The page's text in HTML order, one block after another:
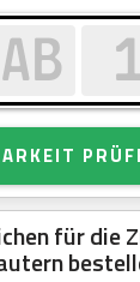
für die